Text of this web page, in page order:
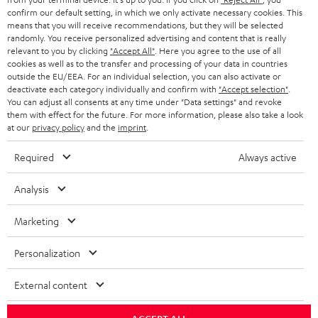
BLUETOOTH-LAUTSPRECHER
KOPFHÖRER
BLUETOOTH-KOPFHÖRER
STEREOANLAGEN
LAUTSPRECHER
ULTIMA-SERIE
IN-EAR-KOPFHÖRER
FANSHOP
NEUHEITEN
GESCHÄFTSKUNDEN
PARTNERPROGRAMM
BLOG
NEWSLETTER
STORES
DEINE VORTEILE BEI TEUFEL
TEUFEL STORY
UNSER MANAGEMENT
NACHHALTIGKEIT
UNSERE WERTE
SCHWEIZ
NIEDERLANDE
BELGIEN
POLEN
SPANIEN
USA
Fotos abgebildete Zubehör ist nicht im Lieferumfang enthalten. Etwaige
©2026 Lautsprecher Teufel GmbH - All rights reserved.
Impressum AGB Datenschutz Daten-Einstellungen
EU Data Act
confirm our default setting, in which we only activate necessary cookies. This
means that you will receive recommendations, but they will be selected
randomly. You receive personalized advertising and content that is really
relevant to you by clicking "Accept All" . Here you agree to the use of all
cookies as well as to the transfer and processing of your data in countries
outside the EU/EEA. For an individual selection, you can also activate or
deactivate each category individually and confirm with "Accept selection"
You can adjust all consents at any time under "Data settings" and revoke
them with effect for the future. For more information, please also take a look
at our privacy policyand the imprint
Required Always active
Analysis
Marketing
Personalization
External content